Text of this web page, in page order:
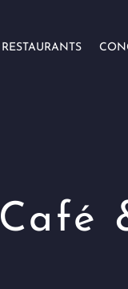
RESTAURANTS
Café